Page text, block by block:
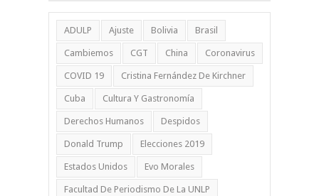
ADULP Ajuste Bolivia Brasil
Cambiemos CGT China Coronavirus
COVID 19 Cristina Fernández De Kirchner
Cuba Cultura Y Gastronomía
Derechos Humanos Despidos
Donald Trump Elecciones 2019
Estados Unidos Evo Morales
Facultad De Periodismo De La UNLP